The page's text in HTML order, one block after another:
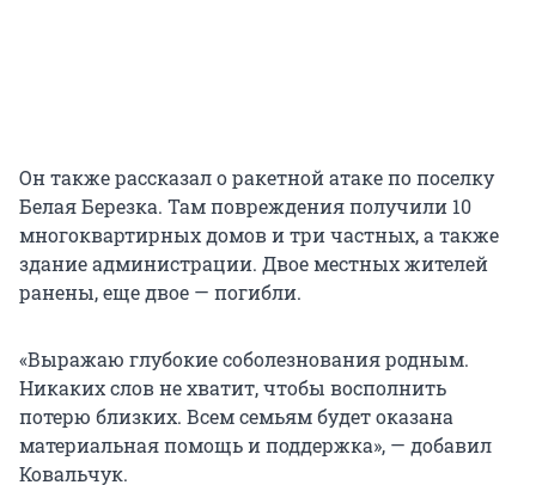
Он также рассказал о ракетной атаке по поселку
Белая Березка. Там повреждения получили 10
многоквартирных домов и три частных, а также
здание администрации. Двое местных жителей
ранены, еще двое — погибли.
«Выражаю глубокие соболезнования родным.
Никаких слов не хватит, чтобы восполнить
потерю близких. Всем семьям будет оказана
материальная помощь и поддержка», — добавил
Ковальчук.